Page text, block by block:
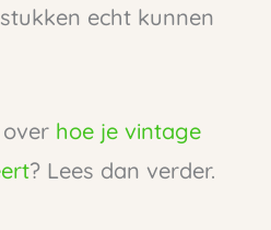
echt kunnen
hoe je vintage
? Lees dan verder.